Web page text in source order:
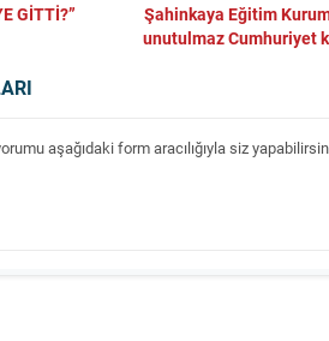
GİTTİ?”
Şahinkaya Eğitim
unutulmaz Cumhuriyet
aşağıdaki form aracılığıyla siz